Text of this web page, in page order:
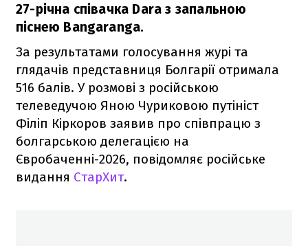
27-річна співачка Dara з запальною
піснею Bangaranga.
За результатами голосування журі та
глядачів представниця Болгарії отримала
516 балів. У розмові з російською
телеведучою Яною Чуриковою путініст
Філіп Кіркоров заявив про співпрацю з
болгарською делегацією на
Євробаченні-2026, повідомляє російське
видання СтарХит.